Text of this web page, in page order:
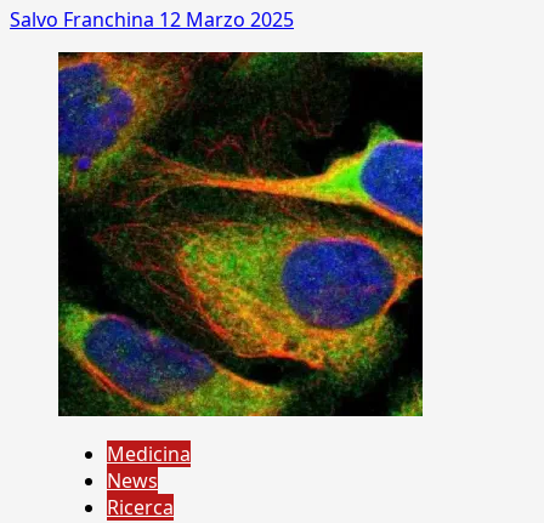
Salvo Franchina 12 Marzo 2025
Medicina
News
Ricerca